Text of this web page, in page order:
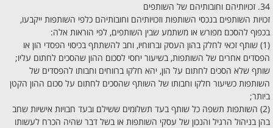
34. זכויותיהם וחובותיהם של השותפים
זכויות השותפים בנכסי השותפות וזכויותיהם וחובותיהם כלפי השותפות ייקבעו,
בכפוף להסכם מפורש או משתמע שבין השותפים, לפי הוראות אלה:
(1) שותף זכאי לחלק בהון העסק וברווחיו, וחב להשתתף בכיסוי הפסדי הון או
הפסדים אחרים של השותפות, בשיעור יחסי לסכום ההון שהסכים לחתום עליו;
שותף שלא הסכים לחתום על הון, יהא חלקו ברווחים וחבותו להפסדים של
השותפות כשיעור חלקו וחבותו של השותף שהסכים לחתום על סכום ההון הקטן
ביותר;
(2) השותפות תשפה כל שותף בעד תשלומים ששילם ובעד חבויות אישיות שחב
בהן בניהול הרגיל והנכון של עסקי השותפות או בשל דבר שהיה הכרח לעשותו